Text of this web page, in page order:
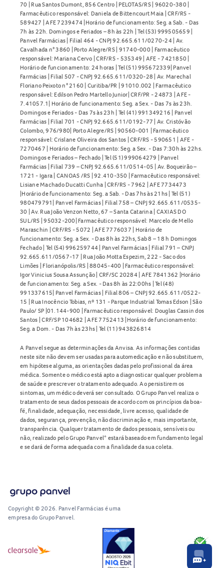
70 | Rua Santos Dumont, 856 Centro | PELOTAS/RS | 96020-380 |
Farmacêutico responsável: Daniela de Bittencourt Maia | CRF/RS -
589427 | AFE 7239474 |Horário de funcionamento: Seg. a Sab. - Das
7h às 22h. Domingos e Feriados – 8h às 22h | Tel (53) 999505659 |
Panvel Farmácias | Filial 464 - CNPJ 92.665.611/0270-24 | Av.
Cavalhada n° 3860 | Porto Alegre/RS | 91740-000 | Farmacêutico
responsável: Mariana Cervo | CRF/RS - 535349 | AFE - 7421850 |
Horário de funcionamento: 24 horas | Tel (51) 995672339| Panvel
Farmácias | Filial 507 - CNPJ 92.665.611/0320-28 | Av. Marechal
Floriano Peixoto n° 2160 | Curitiba/PR | 91010.002 | Farmacêutico
responsável: Edilson Pedro Martello Junior| CRF/PR - 24873 | AFE -
7.41057.1| Horário de funcionamento: Seg. a Sex. - Das 7s às 23h.
Domingos e Feriados - Das 7s às 23h | Tel (41) 991349216 | Panvel
Farmácias | Filial 701 - CNPJ 92.665.611/0192-77 | Av. Cristóvão
Colombo, 976/980| Porto Alegre/RS | 90560-001 | Farmacêutico
responsável: Crislane Oliveira dos Santos | CRF/RS - 590651 | AFE -
7270467 | Horário de funcionamento: Seg. a Sex. - Das 7:30h às 22hs.
Domingos e Feriados – Fechado | Tel (51) 999064279 | Panvel
Farmácias | Filial 739 – CNPJ 92.665.611/0514-05 | Av. Boqueirão –
1721 - Igara | CANOAS /RS | 92.410-350 | Farmacêutico responsável:
Lisiane Machado Ducatti Cunha | CRF/RS - 7962 | AFE 7734473
|Horário de funcionamento: Seg. a Sab. - Das 7hs às 21hs | Tel (51)
980479791| Panvel Farmácias | Filial 758 – CNPJ 92.665.611/0535-
30 | Av. Rua João Venzon Netto, 67 – Santa Catarina | CAXIAS DO
SUL/RS | 95032-200| Farmacêutico responsável: Marcelo de Mello
Maraschin | CRF/RS - 5072 | AFE 7776037 | Horário de
funcionamento: Seg. a Sex. - Das 8h às 22hs, Sab 8 – 18 h Domingos
Fechado | Tel (54) 996259744 | Panvel Farmácias | Filial 791 – CNPJ
92.665.611/0567-17 | Rua João Motta Espezim, 222 - Saco dos
Limões | Florianópolis/RS | 88045-400 | Farmacêutico responsável:
Igor Vinicius Sousa Assunção | CRF/SC 20284 | AFE 7841362 |Horário
de funcionamento: Seg. a Sex. - Das 8h às 22:00hs | Tel (48)
991337615| Panvel Farmácias | Filial 806 – CNPJ 92.665.611/0522-
15 | Rua Inocêncio Tobias, nº 131 - Parque Industrial Tomas Edson | São
Paulo/ SP |01.144-900 | Farmacêutico responsável: Douglas Cassin dos
Santos | CRF/SP 104682 | AFE 7752413 |Horário de funcionamento:
Seg. a Dom. - Das 7h às 23hs | Tel (11) 943826814
A Panvel segue as determinações da Anvisa. As informações contidas
neste site não devem ser usadas para automedicação e não substituem,
em hipótese alguma, as orientações dadas pelo profissional da área
médica. Somente o médico está apto a diagnosticar qualquer problema
de saúde e prescrever o tratamento adequado. Ao persistirem os
sintomas, um médico deverá ser consultado. O Grupo Panvel realiza o
tratamento de seus dados pessoais de acordo com os princípios da boa-
fé, finalidade, adequação, necessidade, livre acesso, qualidade de
dados, segurança, prevenção, não discriminação e, mais importante,
transparência. Qualquer tratamento de dados pessoais, sensíveis ou
não, realizado pelo Grupo Panvel* estará baseado em fundamento legal
e se dará de forma adequada com a finalidade da sua coleta.
Copyright © 2026. Panvel Farmácias é uma
empresa do Grupo Panvel.
RA1000